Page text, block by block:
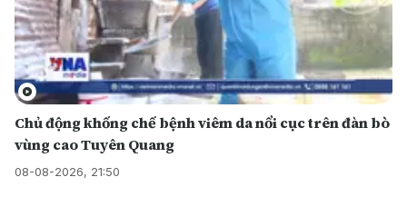
Chủ động khống chế bệnh viêm da nổi cục trên đàn bò
vùng cao Tuyên Quang
08-08-2026, 21:50